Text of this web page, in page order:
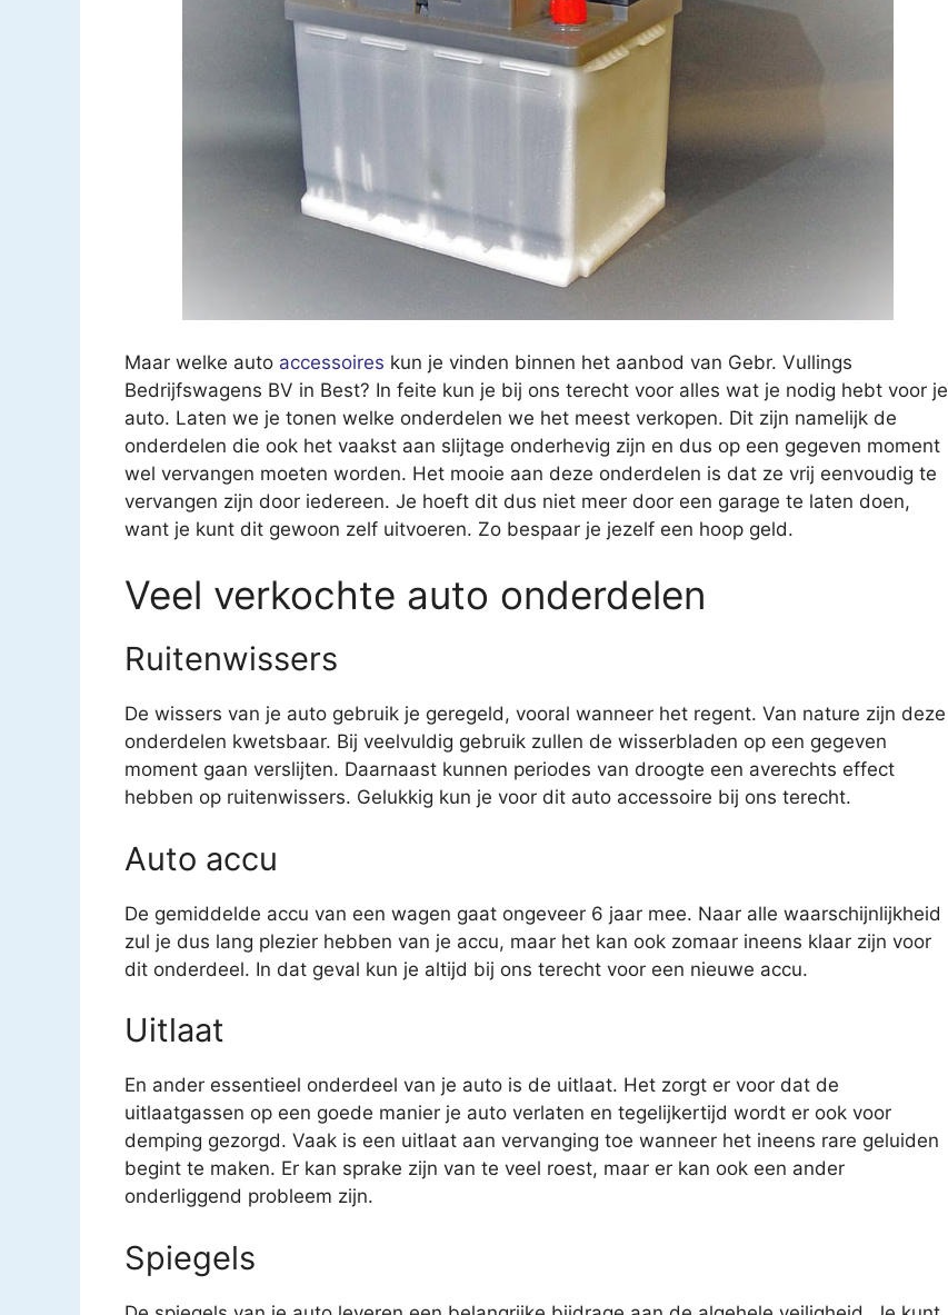
Maar welke auto accessoires kun je vinden binnen het aanbod van Gebr. Vullings
Bedrijfswagens BV in Best? In feite kun je bij ons terecht voor alles wat je nodig hebt voor je
auto. Laten we je tonen welke onderdelen we het meest verkopen. Dit zijn namelijk de
onderdelen die ook het vaakst aan slijtage onderhevig zijn en dus op een gegeven moment
wel vervangen moeten worden. Het mooie aan deze onderdelen is dat ze vrij eenvoudig te
vervangen zijn door iedereen. Je hoeft dit dus niet meer door een garage te laten doen,
want je kunt dit gewoon zelf uitvoeren. Zo bespaar je jezelf een hoop geld.
Veel verkochte auto onderdelen
Ruitenwissers
De wissers van je auto gebruik je geregeld, vooral wanneer het regent. Van nature zijn deze
onderdelen kwetsbaar. Bij veelvuldig gebruik zullen de wisserbladen op een gegeven
moment gaan verslijten. Daarnaast kunnen periodes van droogte een averechts effect
hebben op ruitenwissers. Gelukkig kun je voor dit auto accessoire bij ons terecht.
Auto accu
De gemiddelde accu van een wagen gaat ongeveer 6 jaar mee. Naar alle waarschijnlijkheid
zul je dus lang plezier hebben van je accu, maar het kan ook zomaar ineens klaar zijn voor
dit onderdeel. In dat geval kun je altijd bij ons terecht voor een nieuwe accu.
Uitlaat
En ander essentieel onderdeel van je auto is de uitlaat. Het zorgt er voor dat de
uitlaatgassen op een goede manier je auto verlaten en tegelijkertijd wordt er ook voor
demping gezorgd. Vaak is een uitlaat aan vervanging toe wanneer het ineens rare geluiden
begint te maken. Er kan sprake zijn van te veel roest, maar er kan ook een ander
onderliggend probleem zijn.
Spiegels